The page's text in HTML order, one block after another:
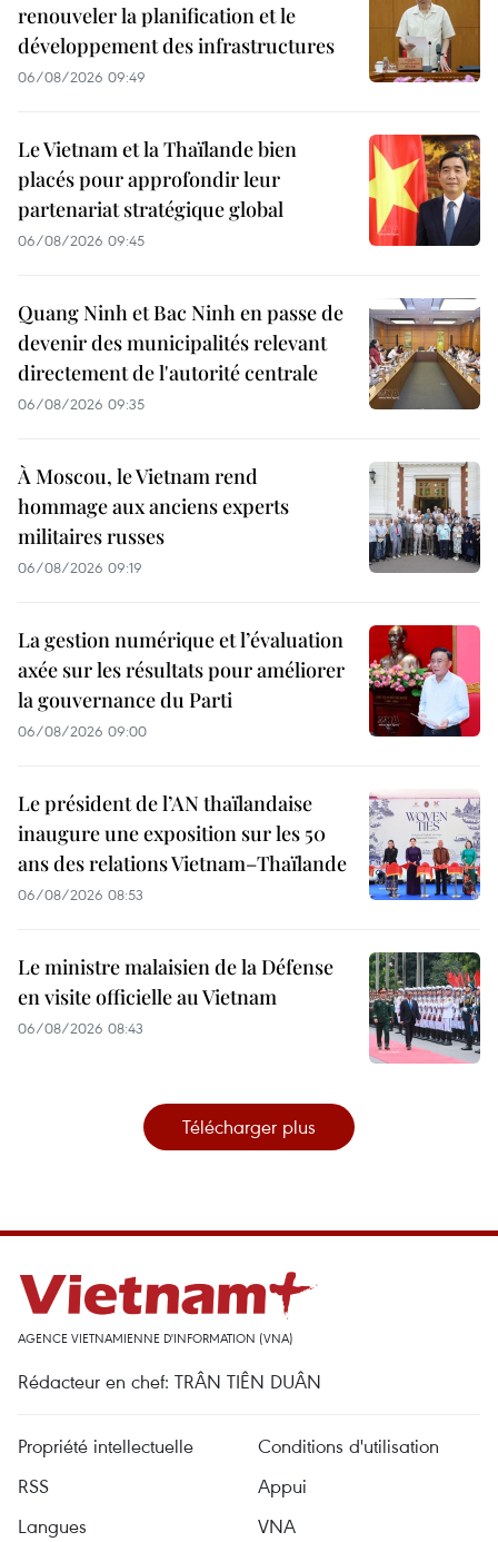
renouveler la planification et le
développement des infrastructures
06/08/2026 09:49
Le Vietnam et la Thaïlande bien
placés pour approfondir leur
partenariat stratégique global
06/08/2026 09:45
Quang Ninh et Bac Ninh en passe de
devenir des municipalités relevant
directement de l'autorité centrale
06/08/2026 09:35
À Moscou, le Vietnam rend
hommage aux anciens experts
militaires russes
06/08/2026 09:19
La gestion numérique et l’évaluation
axée sur les résultats pour améliorer
la gouvernance du Parti
06/08/2026 09:00
Le président de l’AN thaïlandaise
inaugure une exposition sur les 50
ans des relations Vietnam–Thaïlande
06/08/2026 08:53
Le ministre malaisien de la Défense
en visite officielle au Vietnam
06/08/2026 08:43
Télécharger plus
AGENCE VIETNAMIENNE D'INFORMATION (VNA)
Rédacteur en chef: TRÂN TIÊN DUÂN
Propriété intellectuelle
Conditions d'utilisation
RSS
Appui
Langues
VNA